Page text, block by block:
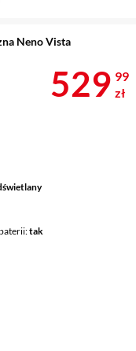
Neno Vista
tak
529 99
zł